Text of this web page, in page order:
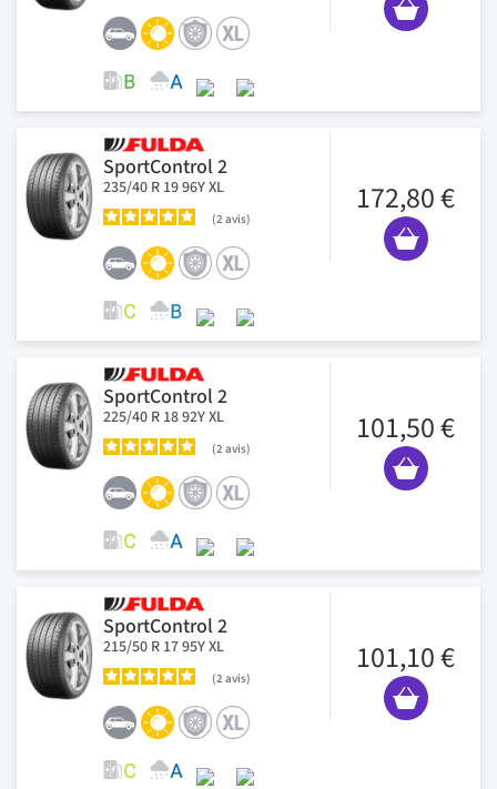
SportControl 2
235/40 R 19 96Y XL
2 avis
172,80 €
SportControl 2
225/40 R 18 92Y XL
2 avis
101,50 €
SportControl 2
215/50 R 17 95Y XL
2 avis
101,10 €